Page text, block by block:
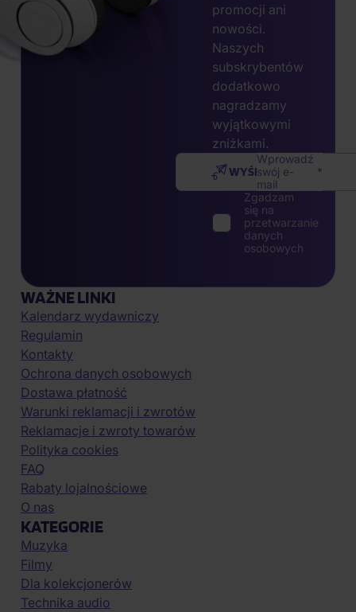
promocji ani
nowości.
Naszych
subskrybentów
dodatkowo
nagradzamy
wyjątkowymi
zniżkami.
Wprowadź
swój e-
mail
WYŚLIJ
Zgadzam
się na
przetwarzanie
danych
osobowych
WAŻNE LINKI
Kalendarz wydawniczy
Regulamin
Kontakty
Ochrona danych osobowych
Dostawa płatność
Warunki reklamacji i zwrotów
Reklamacje i zwroty towarów
Polityka cookies
FAQ
Rabaty lojalnościowe
O nas
KATEGORIE
Muzyka
Filmy
Dla kolekcjonerów
Technika audio